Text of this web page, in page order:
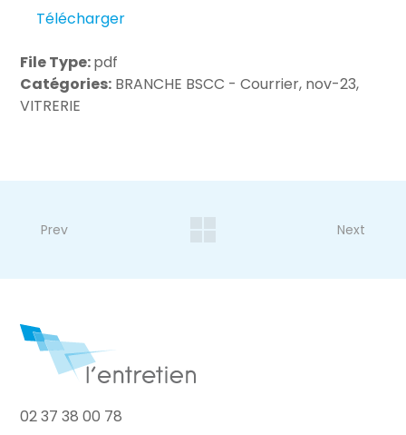
Télécharger
File Type:pdf
Catégories: BRANCHE BSCC - Courrier, nov-23,
VITRERIE
Prev Next
02 37 38 00 78